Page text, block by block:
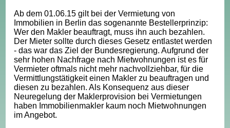
Ab dem 01.06.15 gilt bei der Vermietung von
Immobilien in Berlin das sogenannte Bestellerprinzip:
Wer den Makler beauftragt, muss ihn auch bezahlen.
Der Mieter sollte durch dieses Gesetz entlastet werden
- das war das Ziel der Bundesregierung. Aufgrund der
sehr hohen Nachfrage nach Mietwohnungen ist es für
Vermieter oftmals nicht mehr nachvollziehbar, für die
Vermittlungstätigkeit einen Makler zu beauftragen und
diesen zu bezahlen. Als Konsequenz aus dieser
Neuregelung der Maklerprovision bei Vermietungen
haben Immobilienmakler kaum noch Mietwohnungen
im Angebot.